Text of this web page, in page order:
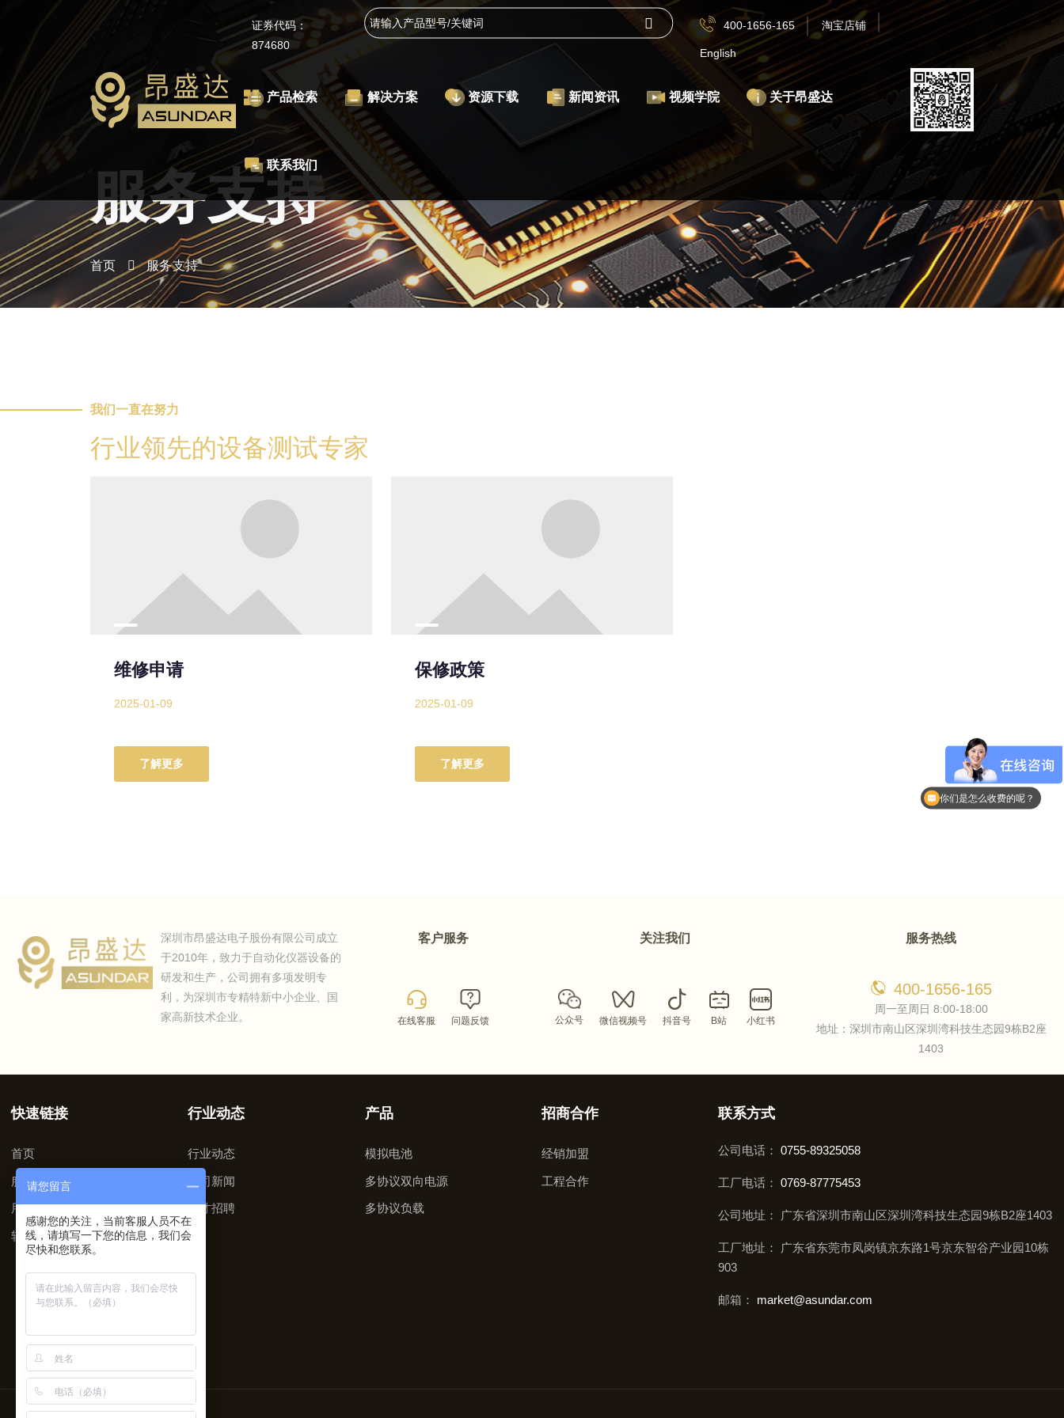
证券代码：
874680
400-1656-165 淘宝店铺
English
产品检索 解决方案 资源下载 新闻资讯 视频学院 关于昂盛达
联系我们
服务支持
首页 服务支持
我们一直在努力
行业领先的设备测试专家
维修申请
2025-01-09
了解更多
保修政策
2025-01-09
了解更多
深圳市昂盛达电子股份有限公司成立
于2010年，致力于自动化仪器设备的
研发和生产，公司拥有多项发明专
利，为深圳市专精特新中小企业、国
家高新技术企业。
客户服务
在线客服 问题反馈
关注我们
公众号 微信视频号 抖音号 B站 小红书
服务热线
400-1656-165
周一至周日 8:00-18:00
地址：深圳市南山区深圳湾科技生态园9栋B2座
1403
快速链接
首页
服务支持
用户手册
软件下载
行业动态
行业动态
公司新闻
人才招聘
产品
模拟电池
多协议双向电源
多协议负载
招商合作
经销加盟
工程合作
联系方式
公司电话：0755-89325058
工厂电话：0769-87775453
公司地址： 广东省深圳市南山区深圳湾科技生态园9栋B2座1403
工厂地址： 广东省东莞市凤岗镇京东路1号京东智谷产业园10栋
903
邮箱： market@asundar.com
你们是怎么收费的呢？
现在有优惠活动么？
请您留言
感谢您的关注，当前客服人员不在
线，请填写一下您的信息，我们会
尽快和您联系。